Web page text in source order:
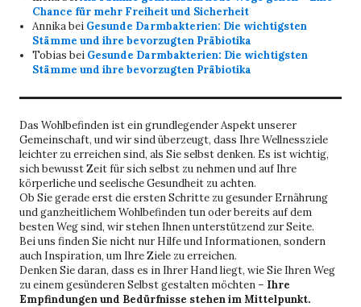
Chance für mehr Freiheit und Sicherheit
Annikabei Gesunde Darmbakterien: Die wichtigsten
Stämme und ihre bevorzugten Präbiotika
Tobias bei Gesunde Darmbakterien: Die wichtigsten
Stämme und ihre bevorzugten Präbiotika
Das Wohlbefinden ist ein grundlegender Aspekt unserer
Gemeinschaft, und wir sind überzeugt, dass Ihre Wellnessziele
leichter zu erreichen sind, als Sie selbst denken. Es ist wichtig,
sich bewusst Zeit für sich selbst zu nehmen und auf Ihre
körperliche und seelische Gesundheit zu achten.
Ob Sie gerade erst die ersten Schritte zu gesunder Ernährung
und ganzheitlichem Wohlbefinden tun oder bereits auf dem
besten Weg sind, wir stehen Ihnen unterstützend zur Seite.
Bei uns finden Sie nicht nur Hilfe und Informationen, sondern
auch Inspiration, um Ihre Ziele zu erreichen.
Denken Sie daran, dass es in Ihrer Hand liegt, wie Sie Ihren Weg
zu einem gesünderen Selbst gestalten möchten – Ihre
Empfindungen und Bedürfnisse stehen im Mittelpunkt.